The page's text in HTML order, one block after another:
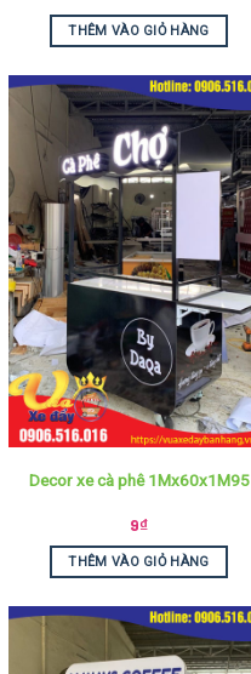
THÊM VÀO GIỎ HÀNG
Decor xe cà phê 1Mx60x1M95
9₫
THÊM VÀO GIỎ HÀNG